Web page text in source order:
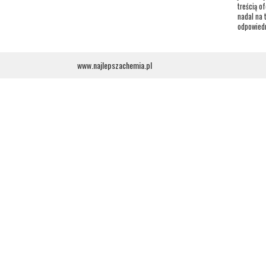
treścią
nadal na
www.najlepszachemia.pl